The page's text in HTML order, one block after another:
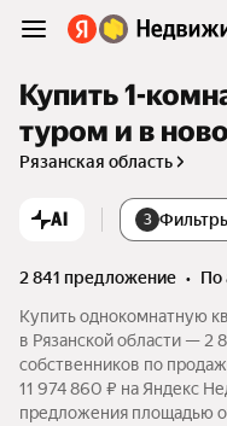
Купить 1-
туром и в
Рязанская область
AI 3
2 841 предложение •
Купить однокомнатную
в Рязанской области — 2
собственников по
11 974 860 ₽ на Яндекс
предложения площадью